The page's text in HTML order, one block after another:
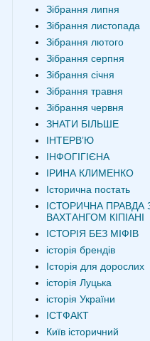
Зібрання липня
Зібрання листопада
Зібрання лютого
Зібрання серпня
Зібрання січня
Зібрання травня
Зібрання червня
ЗНАТИ БІЛЬШЕ
ІНТЕРВʼЮ
ІНФОГІГІЄНА
ІРИНА КЛИМЕНКО
Історична постать
ІСТОРИЧНА ПРАВДА
ВАХТАНГОМ КІПІАНІ
ІСТОРІЯ БЕЗ МІФІВ
історія брендів
Історія для дорослих
історія Луцька
історія України
ІСТФАКТ
Київ історичний